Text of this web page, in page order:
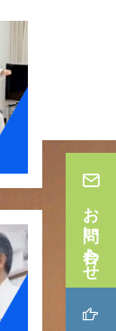
お問い合わせ